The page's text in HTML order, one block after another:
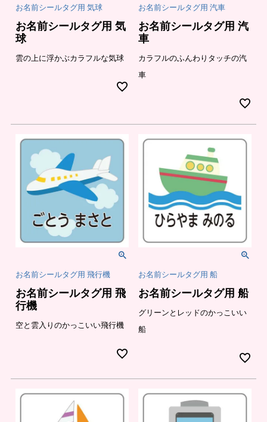
お名前シールタグ用 気球
お名前シールタグ用 気
球
雲の上に浮かぶカラフルな気球
お名前シールタグ用 汽車
お名前シールタグ用 汽
車
カラフルのふんわりタッチの汽
車
お名前シールタグ用 飛行機
お名前シールタグ用 飛
行機
空と雲入りのかっこいい飛行機
お名前シールタグ用 船
お名前シールタグ用 船
グリーンとレッドのかっこいい
船